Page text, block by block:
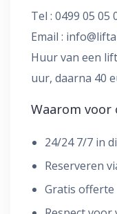
Tel : 0499 05 05
Email :
Huur van een
uur, daarna 40
Waarom voor
24/24 7/7 in
Reserveren
Gratis offerte